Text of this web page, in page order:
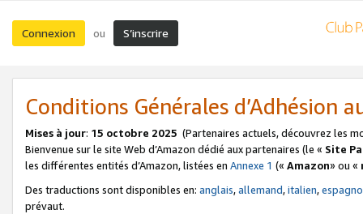
Connexion ou S’inscrire
Conditions Générales d’Adhésion
Mises à jour: 15 octobre 2025 (Partenaires actuels, découvrez les
Bienvenue sur le site Web d’Amazon dédié aux partenaires (le « Site
les différentes entités d’Amazon, listées en Annexe 1 (« Amazon» ou «
Des traductions sont disponibles en: anglais,allemand,italien,
prévaut.